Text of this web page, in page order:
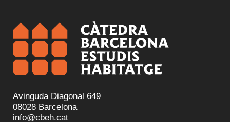
Avinguda Diagonal 649
08028 Barcelona
info@cbeh.cat